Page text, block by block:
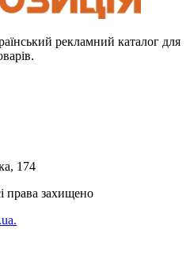
рекламний каталог для
174
права захищено
.